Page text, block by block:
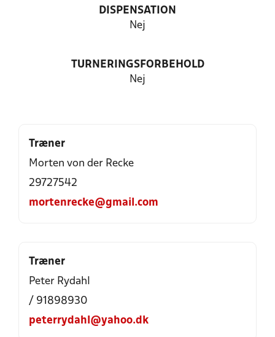
DISPENSATION
Nej
TURNERINGSFORBEHOLD
Nej
Træner
Morten von der Recke
29727542
mortenrecke@gmail.com
Træner
Peter Rydahl
/ 91898930
peterrydahl@yahoo.dk